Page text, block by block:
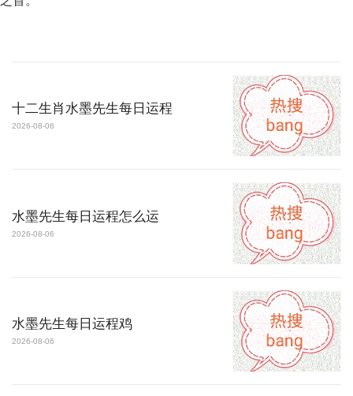
十二生肖水墨先生每日运程
2026-08-06
水墨先生每日运程怎么运
2026-08-06
水墨先生每日运程鸡
2026-08-06